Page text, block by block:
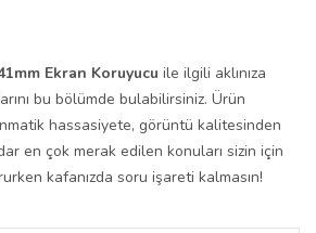
Ekran Koruyucu ile ilgili aklınıza
bu bölümde bulabilirsiniz. Ürün
hassasiyete, görüntü kalitesinden
en çok merak edilen konuları sizin için
kafanızda soru işareti kalmasın!